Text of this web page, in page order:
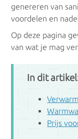
LTV
genereren van
voordelen en
Op deze pagina
van wat je mag
In dit
Prijs